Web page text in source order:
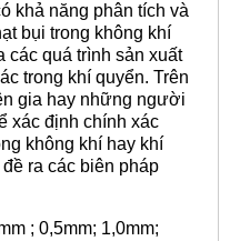
khả năng phân tích và
bụi trong không khí
các quá trình sản xuất
trong khí quyển. Trên
gia hay những người
xác định chính xác
không khí hay khí
ra các biên pháp
; 0,5mm; 1,0mm;